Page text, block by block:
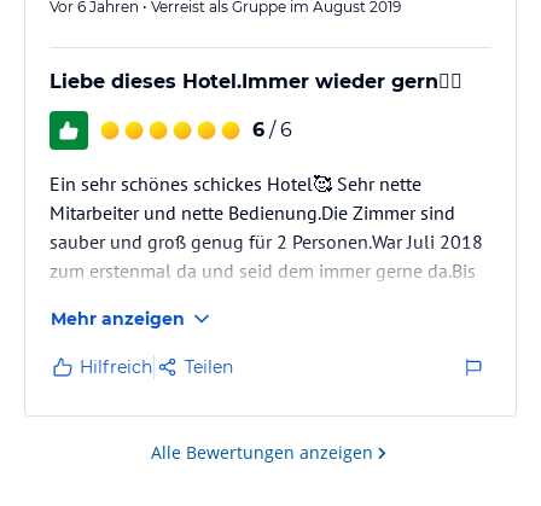
Vor 6 Jahren • Verreist als Gruppe im August 2019
Liebe dieses Hotel.Immer wieder gern👍🏻
6 / 6
Ein sehr schönes schickes Hotel🥰 Sehr nette
Mitarbeiter und nette Bedienung.Die Zimmer sind
sauber und groß genug für 2 Personen.War Juli 2018
zum erstenmal da und seid dem immer gerne da.Bis
ausschalten.Auch die Gäste sind angenehm.Bis jetzt
hat mich da nichts gestört.Liebe es einfach🥰
Mehr anzeigen
Hilfreich Teilen
Alle Bewertungen anzeigen